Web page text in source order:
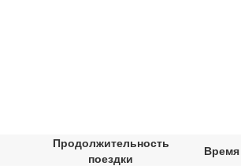
Продолжительность
поездки